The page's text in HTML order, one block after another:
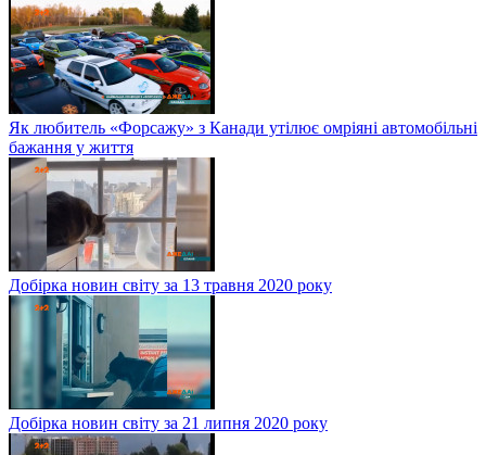
Як любитель «Форсажу» з Канади утілює омріяні автомобільні
бажання у життя
Добірка новин світу за 13 травня 2020 року
Добірка новин світу за 21 липня 2020 року